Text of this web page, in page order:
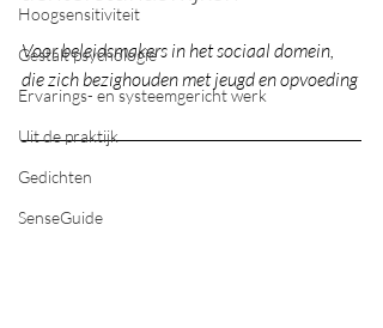
Hoogsensitiviteit
Gestalt psychologie
Ervarings- en systeemgericht werk
Uit de praktijk
Gedichten
SenseGuide
Voor beleidsmakers in het sociaal domein,
die zich bezighouden met jeugd en opvoeding